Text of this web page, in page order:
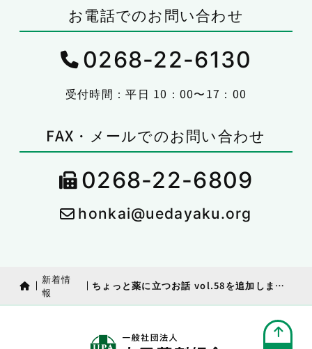
お電話でのお問い合わせ
0268-22-6130
受付時間：平日 10：00〜17：00
FAX・メールでのお問い合わせ
0268-22-6809
honkai@uedayaku.org
新着情
報
ちょっと薬に立つお話 vol.58を追加しました